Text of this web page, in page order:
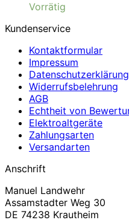
Vorrätig
Kundenservice
Kontaktformular
Impressum
Datenschutzerklärung
Widerrufsbelehrung
AGB
Echtheit von
Elektroaltgeräte
Zahlungsarten
Versandarten
Anschrift
Manuel Landwehr
Assamstadter Weg 30
DE 74238 Krautheim